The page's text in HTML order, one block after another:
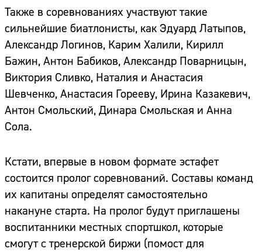
Также в соревнованиях участвуют такие
сильнейшие биатлонисты, как Эдуард Латыпов,
Александр Логинов, Карим Халили, Кирилл
Бажин, Антон Бабиков, Александр Поварницын,
Виктория Сливко, Наталия и Анастасия
Шевченко, Анастасия Горееву, Ирина Казакевич,
Антон Смольский, Динара Смольская и Анна
Сола.
Кстати, впервые в новом формате эстафет
состоится пролог соревнований. Составы команд
их капитаны определят самостоятельно
накануне старта. На пролог будут приглашены
воспитанники местных спортшкол, которые
смогут с тренерской биржи (помост для